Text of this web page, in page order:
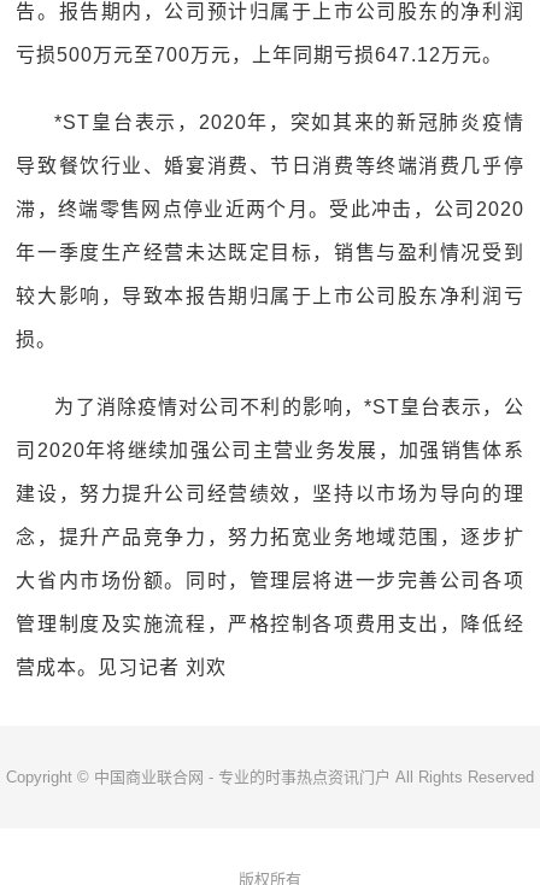
告。报告期内，公司预计归属于上市公司股东的净利润
亏损500万元至700万元，上年同期亏损647.12万元。
*ST皇台表示，2020年，突如其来的新冠肺炎疫情
导致餐饮行业、婚宴消费、节日消费等终端消费几乎停
滞，终端零售网点停业近两个月。受此冲击，公司2020
年一季度生产经营未达既定目标，销售与盈利情况受到
较大影响，导致本报告期归属于上市公司股东净利润亏
损。
为了消除疫情对公司不利的影响，*ST皇台表示，公
司2020年将继续加强公司主营业务发展，加强销售体系
建设，努力提升公司经营绩效，坚持以市场为导向的理
念，提升产品竞争力，努力拓宽业务地域范围，逐步扩
大省内市场份额。同时，管理层将进一步完善公司各项
管理制度及实施流程，严格控制各项费用支出，降低经
营成本。见习记者 刘欢
Copyright © 中国商业联合网 - 专业的时事热点资讯门户 All Rights Reserved
版权所有